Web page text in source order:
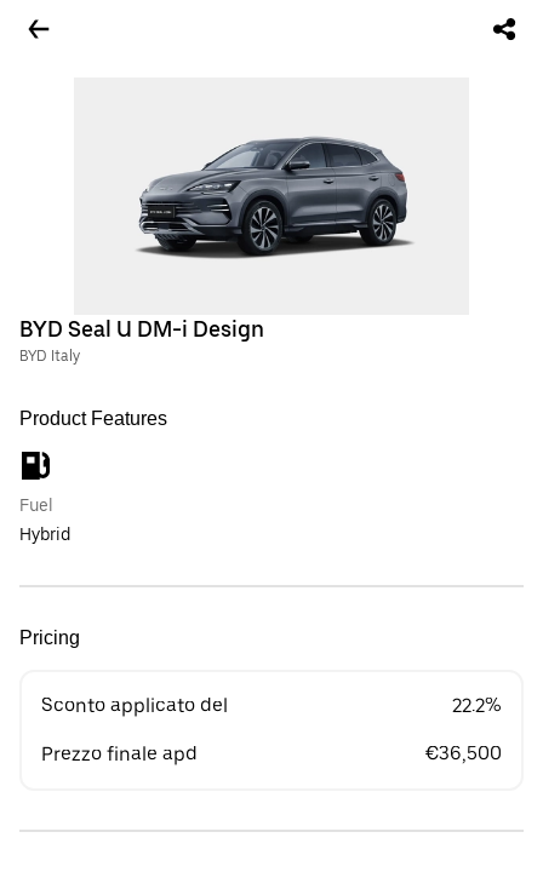
BYD Seal U DM-i Design
BYD Italy
Product Features
Fuel
Hybrid
Pricing
Sconto applicato del 22.2%
Prezzo finale apd €36,500